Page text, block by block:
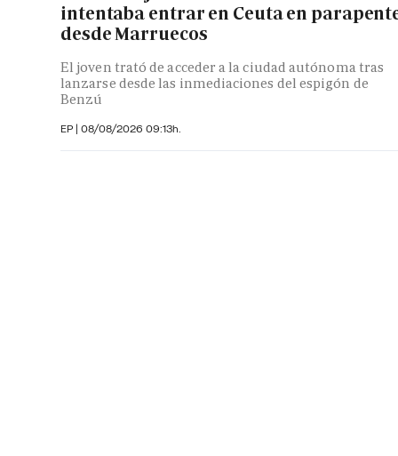
intentaba entrar en Ceuta en
desde Marruecos
El joven trató de acceder a la ciudad autónoma tras
lanzarse desde las inmediaciones del espigón de
Benzú
EP | 08/08/2026 09:13h.